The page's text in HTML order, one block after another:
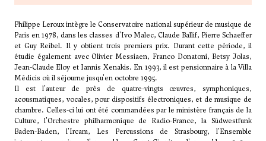
Philippe Leroux intègre le Conservatoire national supérieur de musique de
Paris en 1978, dans les classes d'Ivo Malec, Claude Ballif, Pierre Schaeffer
et Guy Reibel. Il y obtient trois premiers prix. Durant cette période, il
étudie également avecOlivier Messiaen, Franco Donatoni, Betsy Jolas,
Jean-Claude Eloy et Iannis Xenakis. En 1993, il est pensionnaire à la Villa
Médicis où il séjourne jusqu'en octobre 1995.
Il est l'auteur de près de quatre-vingts œuvres, symphoniques,
acousmatiques, vocales, pour dispositifs électroniques, et de musique de
chambre. Celles-ci lui ont été commandées par le ministère français de la
Culture, l'Orchestre philharmonique de Radio-France, la Südwestfunk
Baden-Baden, l'Ircam, Les Percussions de Strasbourg, l'Ensemble